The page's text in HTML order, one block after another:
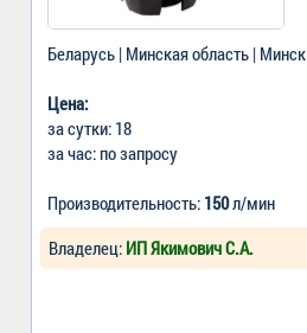
Беларусь | Минская область | Минск
Цена:
за сутки: 18
за час: по запросу
Производительность: 150л/мин
Владелец: ИП Якимович С.А.